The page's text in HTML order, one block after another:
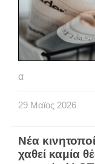
α
29 Μαϊος 2026
Νέα
χαθεί καμία